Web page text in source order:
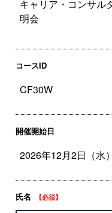
コースID
開催開始日
氏名 【必須】